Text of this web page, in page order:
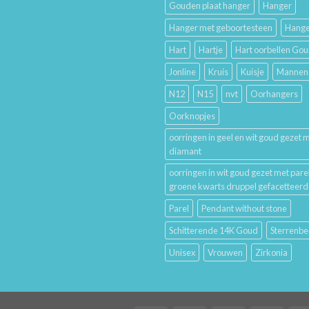
Gouden plaat hanger
Hanger
Hanger met geboortesteen
Hart
Hartje
Hart oorbellen
Jonline
Kruis Kuisje
Mannen
N12
N15 nvt
Oorhangers
Oorknopjes
oorringen in geel en wit goud gezet
diamant
oorringen in wit goud gezet met
groene kwarts druppel gefacetteerd
Parel
Pendant without stone
Schitterende 14K Goud
Unisex
Vrouwen Zirkonia